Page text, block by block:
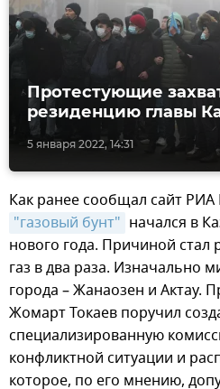
5 января 2022, 14:31
Протестующие
резиденцию главы
Как ранее сообщал сайт
"газовый бунт" начался в
нового года. Причиной стал
газ в два раза. Изначально
города – Жанаозен и Актау.
Жомарт Токаев поручил
специализированную
конфликтной ситуации и
которое, по его мнению,